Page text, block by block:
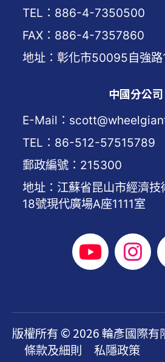
TEL：886-4-7350500
FAX：886-4-7357860
地址：彰化市50095自強
中國分公司
E-Mail：
TEL：86-512-57515789
郵政編號：215300
地址：江蘇省昆山市經濟技
18號現代廣場A座1111室
版權所有 © 2026 輪彥國際有
條款及細則 私隱政策